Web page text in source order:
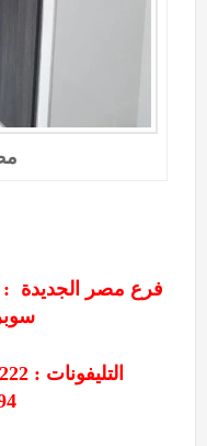
فرع مصر الجديدة :